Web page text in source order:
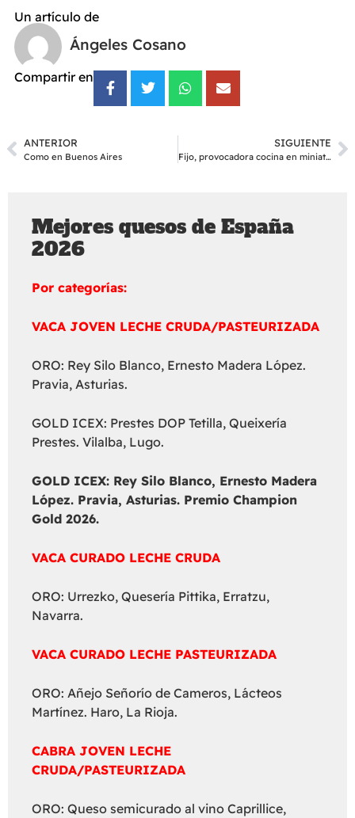
Un artículo de
Ángeles Cosano
Compartir en
ANTERIOR
Como en Buenos Aires
SIGUIENTE
Fijo, provocadora cocina en miniatura
Mejores quesos de España
2026
Por categorías:
VACA JOVEN LECHE CRUDA/PASTEURIZADA
ORO: Rey Silo Blanco, Ernesto Madera López.
Pravia, Asturias.
GOLD ICEX: Prestes DOP Tetilla, Queixería
Prestes. Vilalba, Lugo.
GOLD ICEX: Rey Silo Blanco, Ernesto Madera
López. Pravia, Asturias. Premio Champion
Gold 2026.
VACA CURADO LECHE CRUDA
ORO: Urrezko, Quesería Pittika, Erratzu,
Navarra.
VACA CURADO LECHE PASTEURIZADA
ORO: Añejo Señorío de Cameros, Lácteos
Martínez. Haro, La Rioja.
CABRA JOVEN LECHE
CRUDA/PASTEURIZADA
ORO: Queso semicurado al vino Caprillice,